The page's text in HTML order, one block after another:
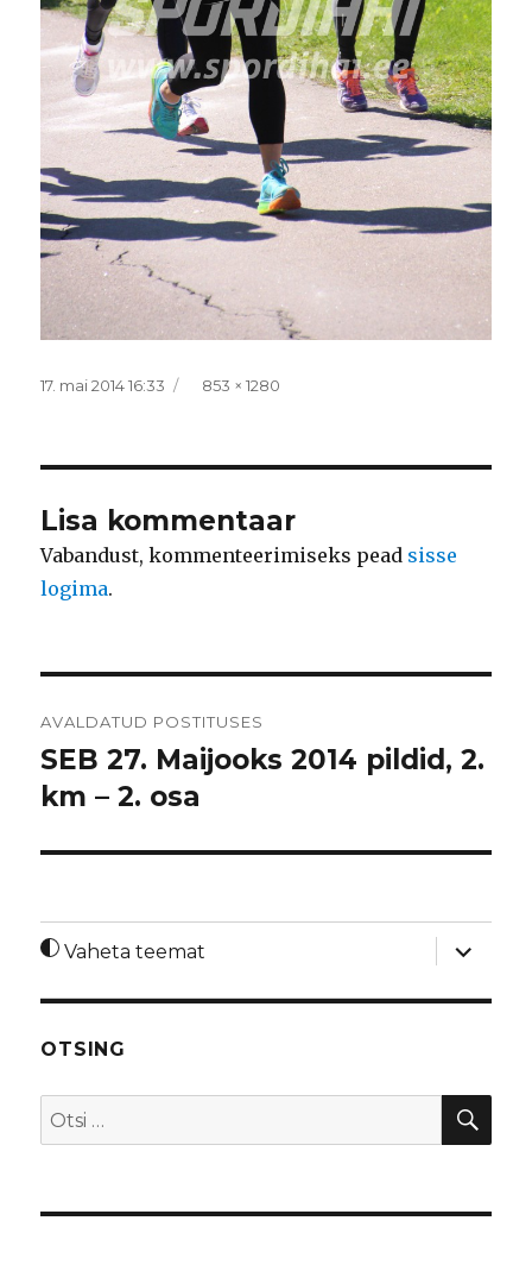
Postitatud
17. mai 2014 16:33 Täissuurus
853 × 1280
Lisa kommentaar
Vabandust, kommenteerimiseks pead sisse
logima.
AVALDATUD POSTITUSES
SEB 27. Maijooks 2014 pildid, 2.
km – 2. osa
Vaheta teemat
laienda
OTSING
Otsi: